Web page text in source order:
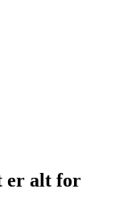
er alt for